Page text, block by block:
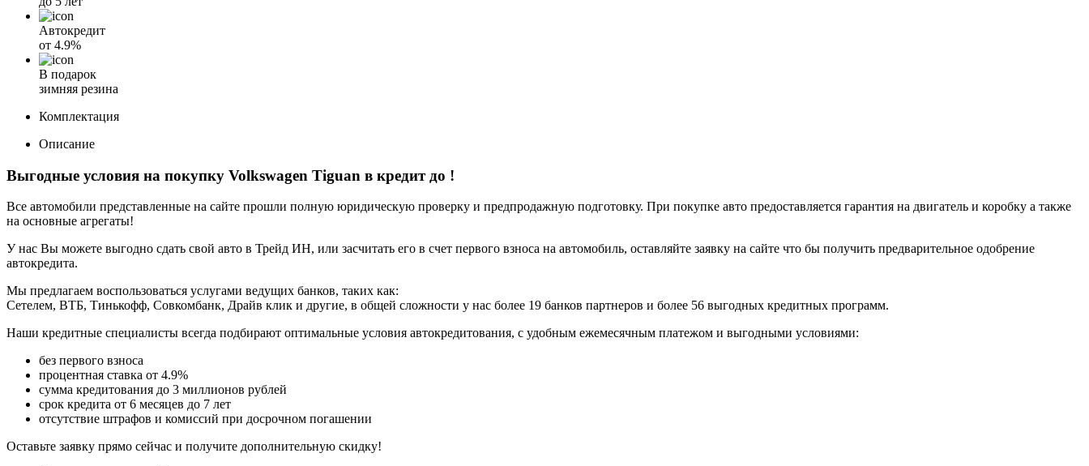
Автокредит
от 4.9%
В подарок
зимняя резина
Комплектация
Описание
Выгодные условия на покупку Volkswagen Tiguan в кредит до !
Все автомобили представленные на сайте прошли полную юридическую проверку и предпродажную подготовку. При покупке авто предоставляется гарантия на двигатель и коробку а также
на основные агрегаты!
У нас Вы можете выгодно сдать свой авто в Трейд ИН, или засчитать его в счет первого взноса на автомобиль, оставляйте заявку на сайте что бы получить предварительное одобрение
автокредита.
Мы предлагаем воспользоваться услугами ведущих банков, таких как:
Сетелем, ВТБ, Тинькофф, Совкомбанк, Драйв клик и другие, в общей сложности у нас более 19 банков партнеров и более 56 выгодных кредитных программ.
Наши кредитные специалисты всегда подбирают оптимальные условия автокредитования, с удобным ежемесячным платежом и выгодными условиями:
без первого взноса
процентная ставка от 4.9%
сумма кредитования до 3 миллионов рублей
срок кредита от 6 месяцев до 7 лет
отсутствие штрафов и комиссий при досрочном погашении
Оставьте заявку прямо сейчас и получите дополнительную скидку!